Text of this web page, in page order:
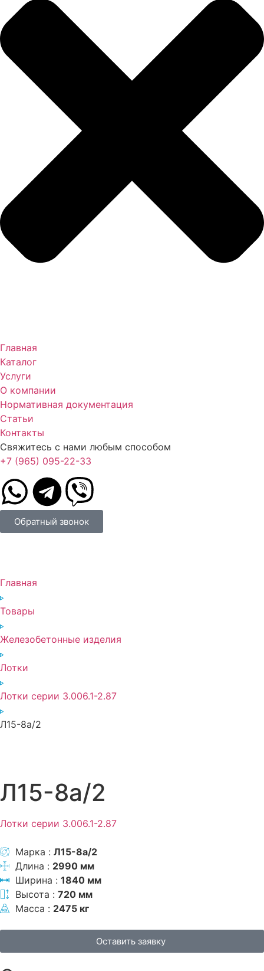
Главная
Каталог
Услуги
О компании
Нормативная документация
Статьи
Контакты
Свяжитесь с нами любым способом
+7 (965) 095-22-33
Обратный звонок
Главная
Товары
Железобетонные изделия
Лотки
Лотки серии 3.006.1-2.87
Л15-8а/2
Л15-8а/2
Лотки серии 3.006.1-2.87
Марка : Л15-8а/2
Длина : 2990 мм
Ширина : 1840 мм
Высота : 720 мм
Масса : 2475 кг
Оставить заявку